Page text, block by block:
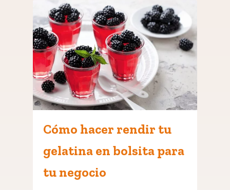
Cómo hacer rendir tu
gelatina en bolsita para
tu negocio